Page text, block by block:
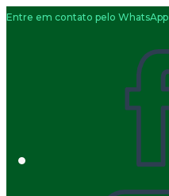
o
Entre em contato pelo WhatsApp